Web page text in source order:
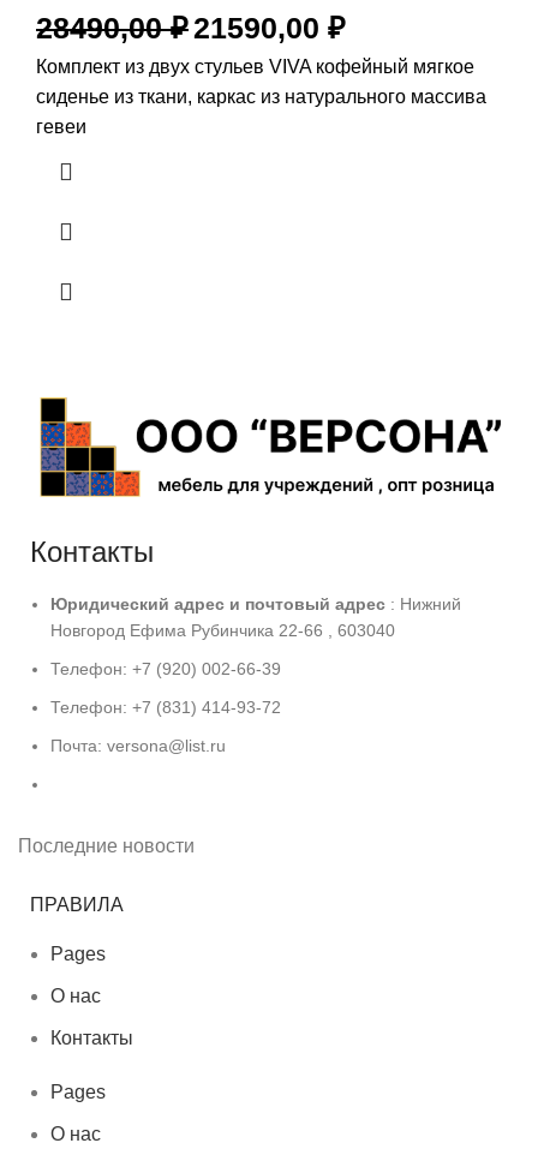
28490,00₽21590,00 ₽
Комплект из двух стульев VIVA кофейный мягкое
сиденье из ткани, каркас из натурального массива
гевеи
Контакты
Юридический адрес и почтовый адрес : Нижний
Новгород Ефима Рубинчика 22-66 , 603040
Телефон: +7 (920) 002-66-39
Телефон: +7 (831) 414-93-72
Почта: versona@list.ru
Последние новости
ПРАВИЛА
Pages
О нас
Контакты
Pages
О нас